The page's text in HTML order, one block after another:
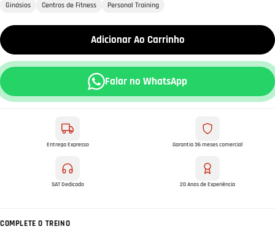
Ginásios Centros de Fitness Personal Training
Adicionar Ao Carrinho
Falar no WhatsApp
Entrega Expresso Garantia 36 meses comercial
SAT Dedicado 20 Anos de Experiência
COMPLETE O TREINO